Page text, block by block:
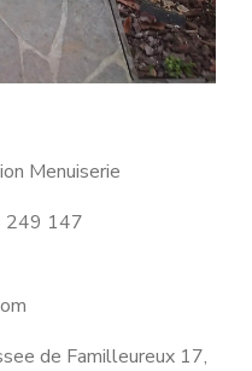
Menuiserie
249 147
de Familleureux 17,